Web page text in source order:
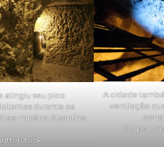
atingiu seu pico
durante os
ao Império Bizantino
A cidade
ventilação
Grupo